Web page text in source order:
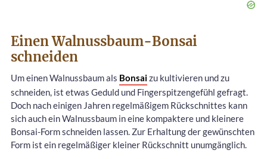
Einen Walnussbaum-Bonsai
schneiden
Um einen Walnussbaum als Bonsaizu kultivieren und zu
schneiden, ist etwas Geduld und Fingerspitzengefühl gefragt.
Doch nach einigen Jahren regelmäßigem Rückschnittes kann
sich auch ein Walnussbaum in eine kompaktere und kleinere
Bonsai-Form schneiden lassen. Zur Erhaltung der gewünschten
Form ist ein regelmäßiger kleiner Rückschnitt unumgänglich.